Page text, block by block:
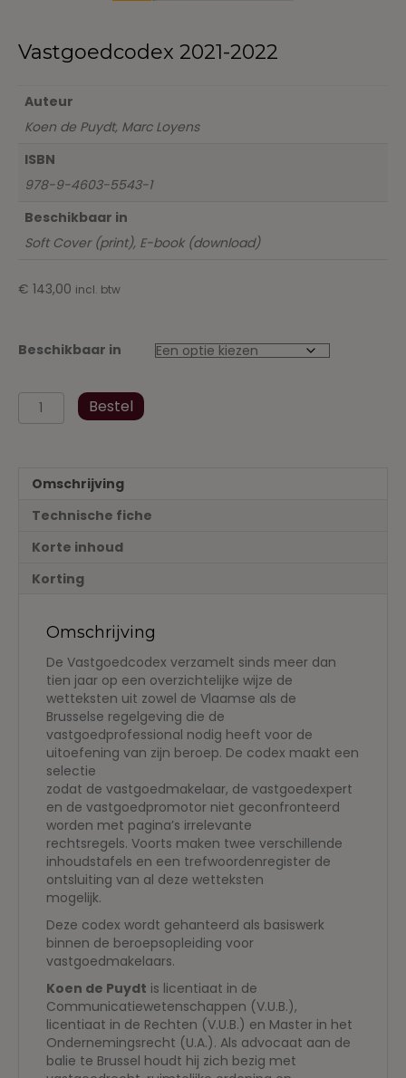
Vastgoedcodex 2021-2022
Auteur
Koen de Puydt, Marc Loyens
ISBN
978-9-4603-5543-1
Beschikbaar in
Soft Cover (print), E-book (download)
€ 143,00 incl. btw
Beschikbaar in
Vastgoedcodex
2021-
Bestel
Omschrijving
Technische fiche
Korte inhoud
Korting
Omschrijving
De Vastgoedcodex verzamelt sinds meer dan
tien jaar op een overzichtelijke wijze de
wetteksten uit zowel de Vlaamse als de
Brusselse regelgeving die de
vastgoedprofessional nodig heeft voor de
uitoefening van zijn beroep. De codex maakt een
selectie
zodat de vastgoedmakelaar, de vastgoedexpert
en de vastgoedpromotor niet geconfronteerd
worden met pagina’s irrelevante
rechtsregels. Voorts maken twee verschillende
inhoudstafels en een trefwoordenregister de
ontsluiting van al deze wetteksten
mogelijk.
Deze codex wordt gehanteerd als basiswerk
binnen de beroepsopleiding voor
vastgoedmakelaars.
Koen de Puydt is licentiaat in de
Communicatiewetenschappen (V.U.B.),
licentiaat in de Rechten (V.U.B.) en Master in het
Ondernemingsrecht (U.A.). Als advocaat aan de
balie te Brussel houdt hij zich bezig met